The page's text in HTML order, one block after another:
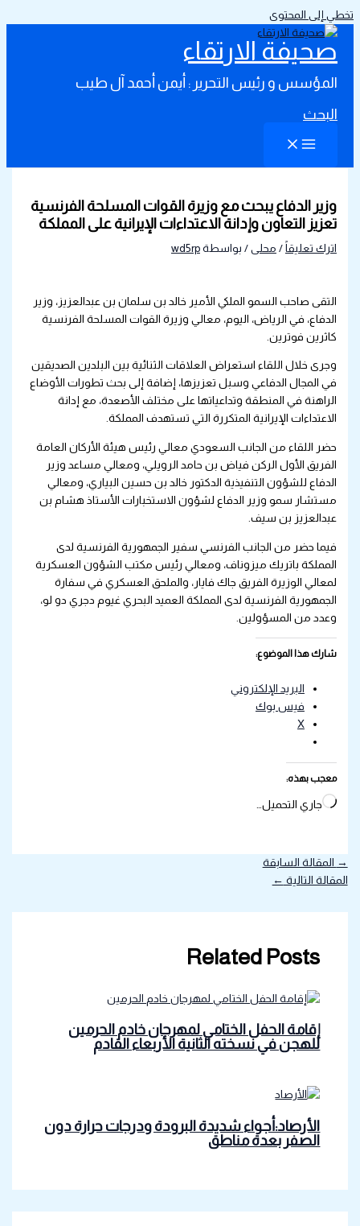
تخطي إلى المحتوى
صحيفة الارتقاء
المؤسس و رئيس التحرير : أيمن أحمد آل طيب
البحث
وزير الدفاع يبحث مع وزيرة القوات المسلحة الفرنسية
تعزيز التعاون وإدانة الاعتداءات الإيرانية على المملكة
اترك تعليقاً / محلى / بواسطة wd5rp
التقى صاحب السمو الملكي الأمير خالد بن سلمان بن عبدالعزيز، وزير
الدفاع، في الرياض، اليوم، معالي وزيرة القوات المسلحة الفرنسية
كاثرين فوترين.
وجرى خلال اللقاء استعراض العلاقات الثنائية بين البلدين الصديقين
في المجال الدفاعي وسبل تعزيزها، إضافة إلى بحث تطورات الأوضاع
الراهنة في المنطقة وتداعياتها على مختلف الأصعدة، مع إدانة
الاعتداءات الإيرانية المتكررة التي تستهدف المملكة.
حضر اللقاء من الجانب السعودي معالي رئيس هيئة الأركان العامة
الفريق الأول الركن فياض بن حامد الرويلي، ومعالي مساعد وزير
الدفاع للشؤون التنفيذية الدكتور خالد بن حسين البياري، ومعالي
مستشار سمو وزير الدفاع لشؤون الاستخبارات الأستاذ هشام بن
عبدالعزيز بن سيف.
فيما حضر من الجانب الفرنسي سفير الجمهورية الفرنسية لدى
المملكة باتريك ميزوناف، ومعالي رئيس مكتب الشؤون العسكرية
لمعالي الوزيرة الفريق جاك فايار، والملحق العسكري في سفارة
الجمهورية الفرنسية لدى المملكة العميد البحري غيوم دجري دو لو،
وعدد من المسؤولين.
شارك هذا الموضوع:
البريد الإلكتروني
فيس بوك
X
معجب بهذه:
جاري التحميل…
→ المقالة السابقة
المقالة التالية ←
Related Posts
إقامة الحفل الختامي لمهرجان خادم الحرمين
للهجن في نسخته الثانية الأربعاء القادم
الأرصاد:أجواء شديدة البرودة ودرجات حرارة دون
الصفر بعدة مناطق